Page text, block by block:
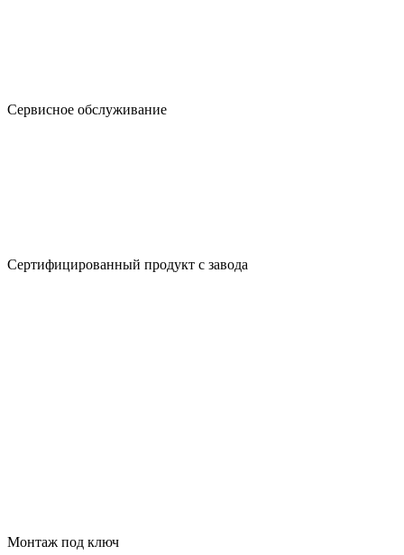
Сервисное обслуживание
Сертифицированный продукт с завода
Монтаж под ключ